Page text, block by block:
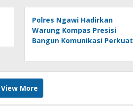
Polres Ngawi Hadirkan
Warung Kompas Presisi
Bangun Komunikasi Perkuat
View More